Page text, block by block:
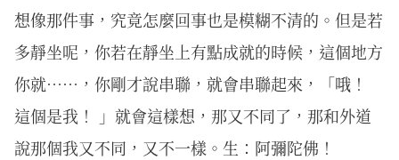
想像那件事，究竟怎麼回事也是模糊不清的。但是若
多靜坐呢，你若在靜坐上有點成就的時候，這個地方
你就⋯⋯，你剛才說串聯，就會串聯起來，「哦！
這個是我！ 」就會這樣想，那又不同了，那和外道
說那個我又不同，又不一樣。生：阿彌陀佛！